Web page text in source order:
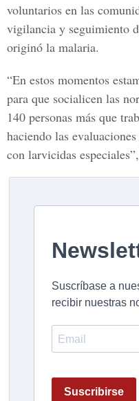
voluntarios en las
vigilancia y seguimiento
originó la malaria.
“En estos momentos
para que socialicen las
140 personas más que
haciendo las
con larvicidas